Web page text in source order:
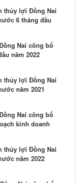
thủy lợi Đồng Nai
6 tháng đầu
Nai công bố
năm 2022
thủy lợi Đồng Nai
năm 2021
Nai công bố
kinh doanh
thủy lợi Đồng Nai
năm 2022